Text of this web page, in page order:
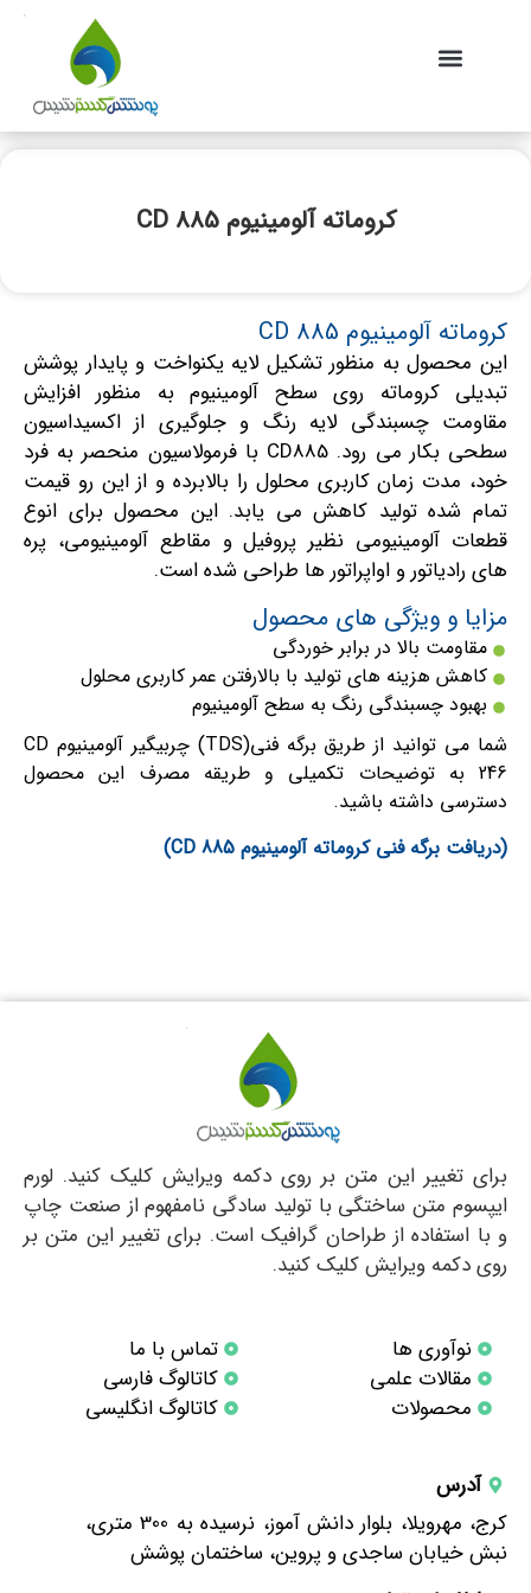
کروماته آلومینیوم CD 885
کروماته آلومینیوم CD 885
این محصول به منظور تشکیل لایه یکنواخت و پایدار پوشش
تبدیلی کروماته روی سطح آلومینیوم به منظور افزایش
مقاومت چسبندگی لایه رنگ و جلوگیری از اکسیداسیون
سطحی بکار می رود. CD885 با فرمولاسیون منحصر به فرد
خود، مدت زمان کاربری محلول را بالابرده و از این رو قیمت
تمام شده تولید کاهش می یابد. این محصول برای انوع
قطعات آلومینیومی نظیر پروفیل و مقاطع آلومینیومی، پره
های رادیاتور و اواپراتور ها طراحی شده است.
مزایا و ویژگی های محصول
مقاومت بالا در برابر خوردگی
کاهش هزینه های تولید با بالارفتن عمر کاربری محلول
بهبود چسبندگی رنگ به سطح آلومینیوم
شما می توانید از طریق برگه فنی(TDS) چربیگیر آلومینیوم CD
246 به توضیحات تکمیلی و طریقه مصرف این محصول
دسترسی داشته باشید.
(دریافت برگه فنی کروماته آلومینیوم CD 885)
برای تغییر این متن بر روی دکمه ویرایش کلیک کنید. لورم
ایپسوم متن ساختگی با تولید سادگی نامفهوم از صنعت چاپ
و با استفاده از طراحان گرافیک است. برای تغییر این متن بر
روی دکمه ویرایش کلیک کنید.
نوآوری ها
مقالات علمی
محصولات
تماس با ما
کاتالوگ فارسی
کاتالوگ انگلیسی
آدرس
کرج، مهرویلا، بلوار دانش آموز، نرسیده به 300 متری،
نبش خیابان ساجدی و پروین، ساختمان پوشش